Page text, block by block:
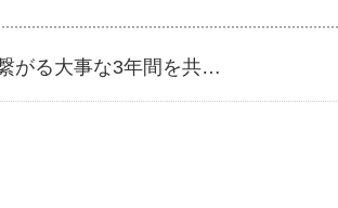
がる大事な3年間を共…